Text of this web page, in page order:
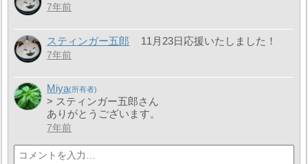
7年前
スティンガー五郎 11月23日応援いたしました！
7年前
Miya
> スティンガー五郎さん
ありがとうございます。
7年前